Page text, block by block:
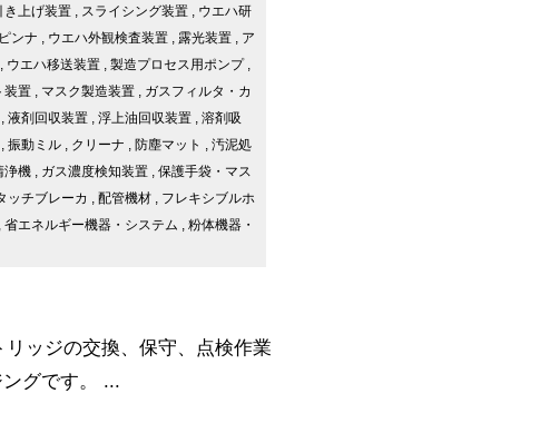
き上げ装置 , スライシング装置 , ウエハ研
ンナ , ウエハ外観検査装置 , 露光装置 , ア
, ウエハ移送装置 , 製造プロセス用ポンプ,
装置 , マスク製造装置 , ガスフィルタ・カ
, 液剤回収装置 , 浮上油回収装置 , 溶剤吸
, 振動ミル , クリーナ , 防塵マット , 汚泥処
浄機 , ガス濃度検知装置 , 保護手袋・マス
ッチブレーカ , 配管機材 , フレキシブルホ
, 省エネルギー機器・システム , 粉体機器・
ッジの交換、保守、点検作業
グです。 ...